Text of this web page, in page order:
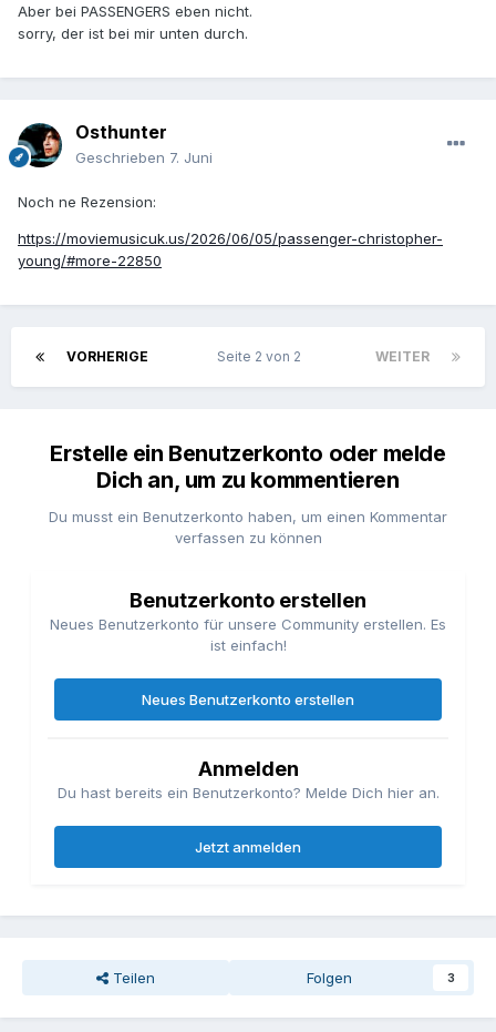
Aber bei PASSENGERS eben nicht.
sorry, der ist bei mir unten durch.
Osthunter
Geschrieben 7. Juni
Noch ne Rezension:
https://moviemusicuk.us/2026/06/05/passenger-christopher-
young/#more-22850
VORHERIGE WEITER
Seite 2 von 2
Erstelle ein Benutzerkonto oder melde
Dich an, um zu kommentieren
Du musst ein Benutzerkonto haben, um einen Kommentar
verfassen zu können
Benutzerkonto erstellen
Neues Benutzerkonto für unsere Community erstellen. Es
ist einfach!
Neues Benutzerkonto erstellen
Anmelden
Du hast bereits ein Benutzerkonto? Melde Dich hier an.
Jetzt anmelden
Teilen Folgen 3